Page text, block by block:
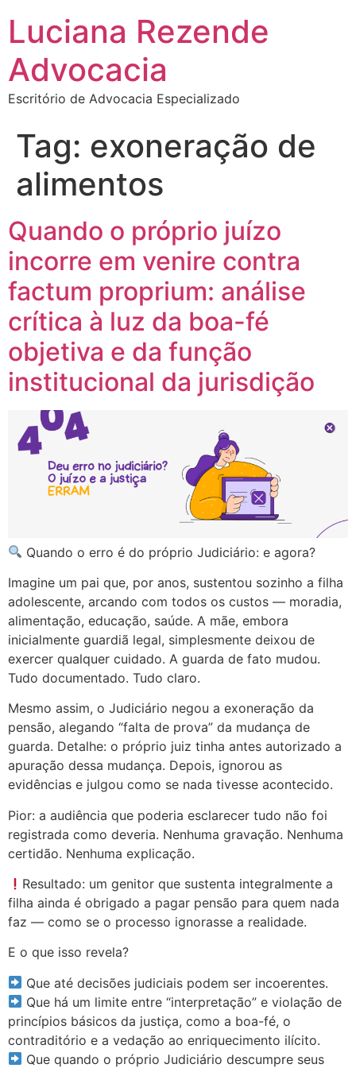
Luciana Rezende
Advocacia
Escritório de Advocacia Especializado
Tag: exoneração de
alimentos
Quando o próprio juízo
incorre em venire contra
factum proprium: análise
crítica à luz da boa-fé
objetiva e da função
institucional da jurisdição
Quando o erro é do próprio Judiciário: e agora?
Imagine um pai que, por anos, sustentou sozinho a filha
adolescente, arcando com todos os custos — moradia,
alimentação, educação, saúde. A mãe, embora
inicialmente guardiã legal, simplesmente deixou de
exercer qualquer cuidado. A guarda de fato mudou.
Tudo documentado. Tudo claro.
Mesmo assim, o Judiciário negou a exoneração da
pensão, alegando “falta de prova” da mudança de
guarda. Detalhe: o próprio juiz tinha antes autorizado a
apuração dessa mudança. Depois, ignorou as
evidências e julgou como se nada tivesse acontecido.
Pior: a audiência que poderia esclarecer tudo não foi
registrada como deveria. Nenhuma gravação. Nenhuma
certidão. Nenhuma explicação.
Resultado: um genitor que sustenta integralmente a
filha ainda é obrigado a pagar pensão para quem nada
faz — como se o processo ignorasse a realidade.
E o que isso revela?
Que até decisões judiciais podem ser incoerentes.
Que há um limite entre “interpretação” e violação de
princípios básicos da justiça, como a boa-fé, o
contraditório e a vedação ao enriquecimento ilícito.
Que quando o próprio Judiciário descumpre seus